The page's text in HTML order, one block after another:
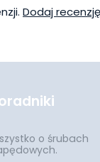
Dodaj recenzję
o śrubach